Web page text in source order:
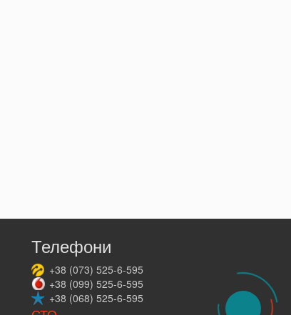
Телефони
+38 (073) 525-6-595
+38 (099) 525-6-595
+38 (068) 525-6-595